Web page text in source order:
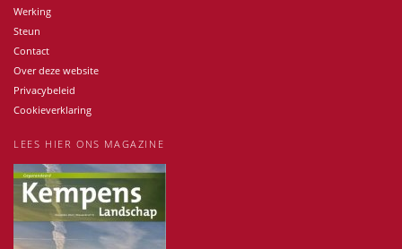
Werking
Steun
Contact
Over deze website
Privacybeleid
Cookieverklaring
LEES HIER ONS MAGAZINE